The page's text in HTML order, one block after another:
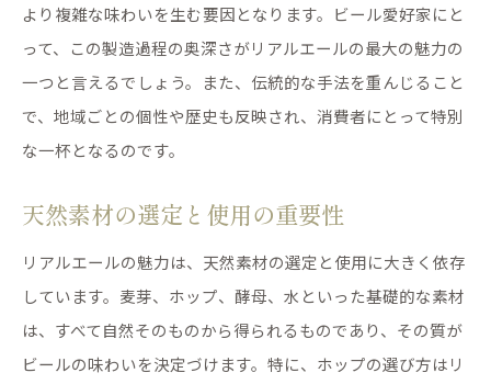
より複雑な味わいを生む要因となります。ビール愛好家にと
って、この製造過程の奥深さがリアルエールの最大の魅力の
一つと言えるでしょう。また、伝統的な手法を重んじること
で、地域ごとの個性や歴史も反映され、消費者にとって特別
な一杯となるのです。
天然素材の選定と使用の重要性
リアルエールの魅力は、天然素材の選定と使用に大きく依存
しています。麦芽、ホップ、酵母、水といった基礎的な素材
は、すべて自然そのものから得られるものであり、その質が
ビールの味わいを決定づけます。特に、ホップの選び方はリ